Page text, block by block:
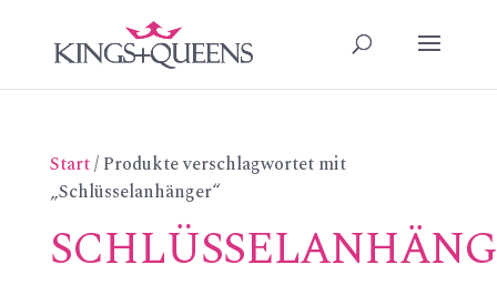
Start/ Produkte verschlagwortet mit
„Schlüsselanhänger“